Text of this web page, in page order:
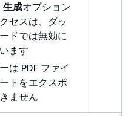
生成オプション
セスは、ダッ
ドでは無効に
ます
は PDF ファイ
トをエクスポ
ません